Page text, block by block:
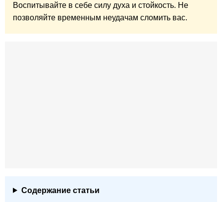
Воспитывайте в себе силу духа и стойкость. Не
позволяйте временным неудачам сломить вас.
Содержание статьи